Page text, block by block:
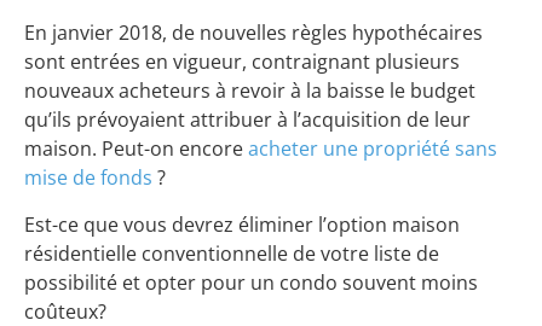
En janvier 2018, de nouvelles règles hypothécaires
sont entrées en vigueur, contraignant plusieurs
nouveaux acheteurs à revoir à la baisse le budget
qu’ils prévoyaient attribuer à l’acquisition de leur
maison. Peut-on encoreacheter une propriété sans
mise de fonds ?
Est-ce que vous devrez éliminer l’option maison
résidentielle conventionnelle de votre liste de
possibilité et opter pour un condo souvent moins
coûteux?